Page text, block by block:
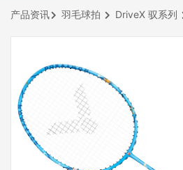
产品资讯 羽毛球拍 DriveX 驭系列